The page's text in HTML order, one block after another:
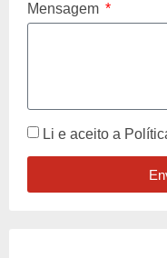
Mensagem
Li e aceito a